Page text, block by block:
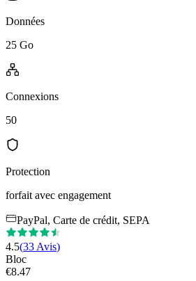
Données
25 Go
Connexions
50
Protection
forfait avec engagement
PayPal, Carte de crédit, SEPA
4.5(33 Avis)
Bloc
€8.47